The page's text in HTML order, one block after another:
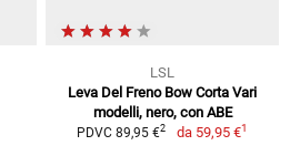
LSL
Leva Del Freno Bow Corta Vari
modelli, nero, con ABE
PDVC 89,95 €2 da 59,95 €1